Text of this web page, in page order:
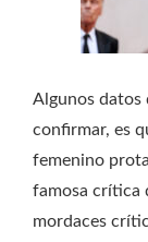
Algunos datos
confirmar, es
femenino
famosa crítica
mordaces